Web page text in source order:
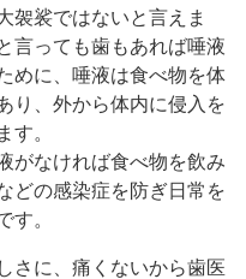
袈裟ではないと言えま
言っても歯もあれば唾液
めに、唾液は食べ物を体
り、外から体内に侵入を
す。
がなければ食べ物を飲み
どの感染症を防ぎ日常を
す。
さに、痛くないから歯医